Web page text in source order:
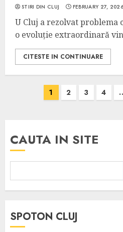
STIRI DIN CLUJ FEBRUARY 27, 2026
U Cluj a rezolvat
o evoluție extraordinară
CITESTE IN CONTINUARE
1 2 3 4
CAUTA IN SITE
SPOTON CLUJ